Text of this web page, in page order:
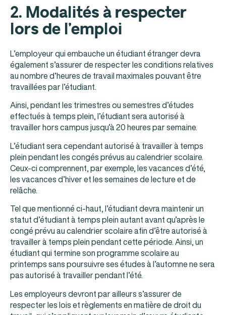
2. Modalités à respecter
lors de l’emploi
L’employeur qui embauche un étudiant étranger devra
également s’assurer de respecter les conditions relatives
au nombre d’heures de travail maximales pouvant être
travaillées par l’étudiant.
Ainsi, pendant les trimestres ou semestres d’études
effectués à temps plein, l’étudiant sera autorisé à
travailler hors campus jusqu’à 20 heures par semaine.
L’étudiant sera cependant autorisé à travailler à temps
plein pendant les congés prévus au calendrier scolaire.
Ceux-ci comprennent, par exemple, les vacances d’été,
les vacances d’hiver et les semaines de lecture et de
relâche.
Tel que mentionné ci-haut, l’étudiant devra maintenir un
statut d’étudiant à temps plein autant avant qu’après le
congé prévu au calendrier scolaire afin d’être autorisé à
travailler à temps plein pendant cette période. Ainsi, un
étudiant qui termine son programme scolaire au
printemps sans poursuivre ses études à l’automne ne sera
pas autorisé à travailler pendant l’été.
Les employeurs devront par ailleurs s’assurer de
respecter les lois et règlements en matière de droit du